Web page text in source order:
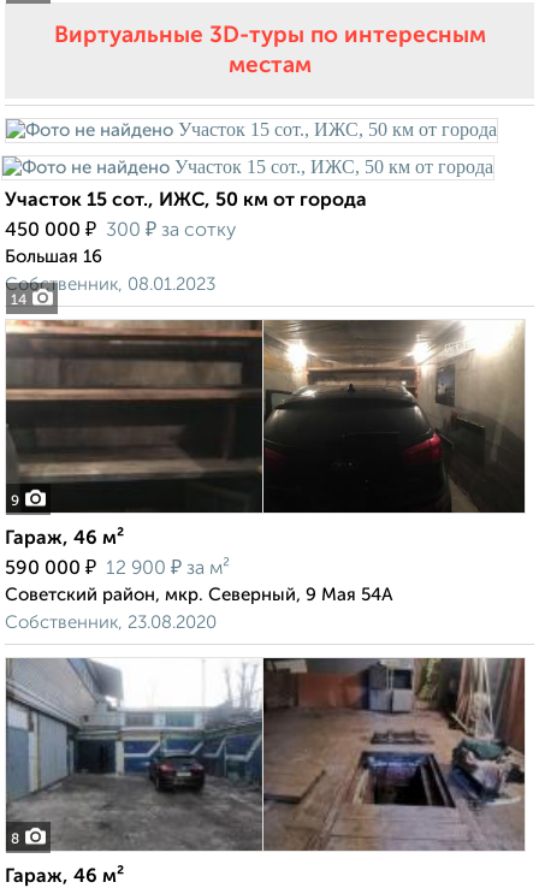
Виртуальные 3D-туры по интересным
местам
14
Участок 15 сот., ИЖС, 50 км от города
450 000 ₽ 300 ₽ за сотку
Большая 16
Собственник, 08.01.2023
9
Гараж, 46 м²
590 000 ₽ 12 900 ₽ за м²
Советский район, мкр. Северный, 9 Мая 54А
Собственник, 23.08.2020
8
Гараж, 46 м²